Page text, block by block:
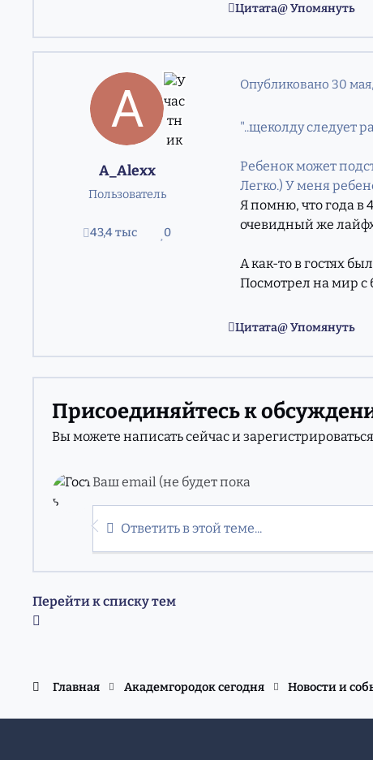
Цитата Упомянуть
A_Alexx
Пользователь
43,4 тыс
сообщения
0
Репутация
Опубликовано 30
"..щеколду следует
Ребенок может
Легко.) У меня
Я помню, что года в
очевидный же
А как-то в гостях
Посмотрел на мир с
Цитата Упомянуть
Присоединяйтесь к
Вы можете написать сейчас и
Ответить в этой теме...
Перейти к списку тем
Главная Академгородок сегодня Новости и